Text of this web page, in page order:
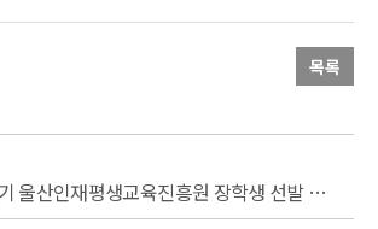
목록
2020학년도 1학기 울산인재평생교육진흥원 장학생 선발 안내